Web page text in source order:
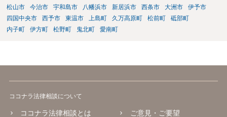
松山市
今治市 宇和島市 八幡浜市 新居浜市 西条市 大洲市
伊予市
四国中央市
西予市 東温市 上島町 久万高原町 松前町
砥部町
内子町
伊方町 松野町 鬼北町 愛南町
ココナラ法律相談について
ココナラ法律相談とは ご意見・ご要望